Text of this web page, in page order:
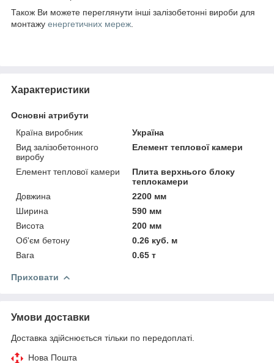
Також Ви можете переглянути інші залізобетонні вироби для
монтажу енергетичних мереж
Характеристики
Основні атрибути
Країна виробник
Україна
Вид залізобетонного
виробу
Елемент теплової камери
Елемент теплової камери
Плита верхнього блоку
теплокамери
Довжина
2200 мм
Ширина
590 мм
Висота
200 мм
Об'єм бетону
0.26 куб. м
Вага
0.65 т
Приховати
Умови доставки
Доставка здійснюється тільки по передоплаті.
Нова Пошта